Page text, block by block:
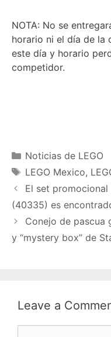
NOTA: No se
horario ni el día de la
este día y horario
competidor.
Categories
Noticias de LEGO
Tags
LEGO Mexico,
El set promocional
(40335) es
Conejo de pascua
y “mystery box” de
Leave a